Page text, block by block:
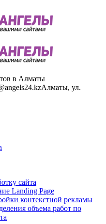
в Алматы
Алматы, ул.
сайта
Landing Page
контекстной рекламы
объема работ по